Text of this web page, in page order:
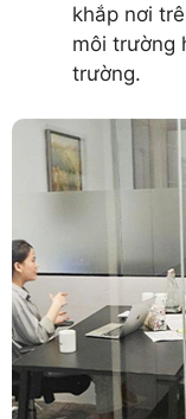
khắp nơi
môi trường
trường.